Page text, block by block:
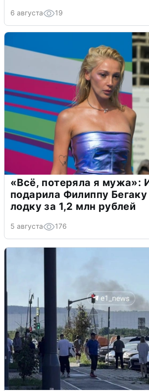
6 августа 19
«Всё, потеряла я мужа»:
подарила Филиппу
лодку за 1,2 млн рублей
5 августа 176